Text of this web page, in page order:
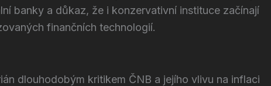
banky a důkaz, že i konzervativní instituce začínají
finančních technologií.
dlouhodobým kritikem ČNB a jejího vlivu na inflaci